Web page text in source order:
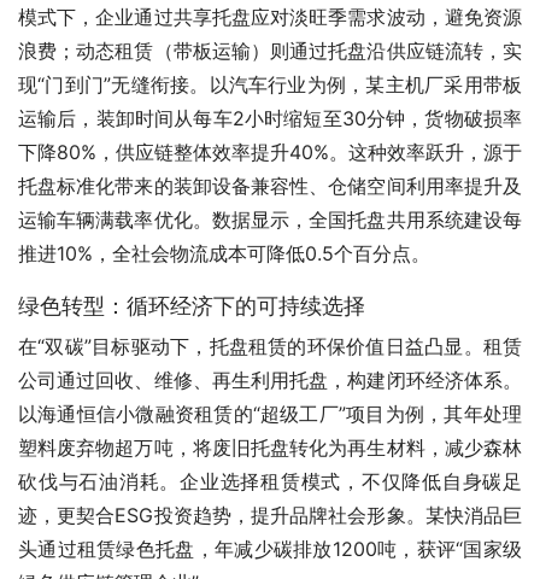
模式下，企业通过共享托盘应对淡旺季需求波动，避免资源
浪费；动态租赁（带板运输）则通过托盘沿供应链流转，实
现“门到门”无缝衔接。以汽车行业为例，某主机厂采用带板
运输后，装卸时间从每车2小时缩短至30分钟，货物破损率
下降80%，供应链整体效率提升40%。这种效率跃升，源于
托盘标准化带来的装卸设备兼容性、仓储空间利用率提升及
运输车辆满载率优化。数据显示，全国托盘共用系统建设每
推进10%，全社会物流成本可降低0.5个百分点。
绿色转型：循环经济下的可持续选择
在“双碳”目标驱动下，托盘租赁的环保价值日益凸显。租赁
公司通过回收、维修、再生利用托盘，构建闭环经济体系。
以海通恒信小微融资租赁的“超级工厂”项目为例，其年处理
塑料废弃物超万吨，将废旧托盘转化为再生材料，减少森林
砍伐与石油消耗。企业选择租赁模式，不仅降低自身碳足
迹，更契合ESG投资趋势，提升品牌社会形象。某快消品巨
头通过租赁绿色托盘，年减少碳排放1200吨，获评“国家级